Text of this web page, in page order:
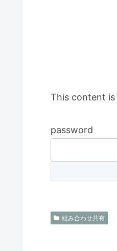
This content
password
組み合わせ共有